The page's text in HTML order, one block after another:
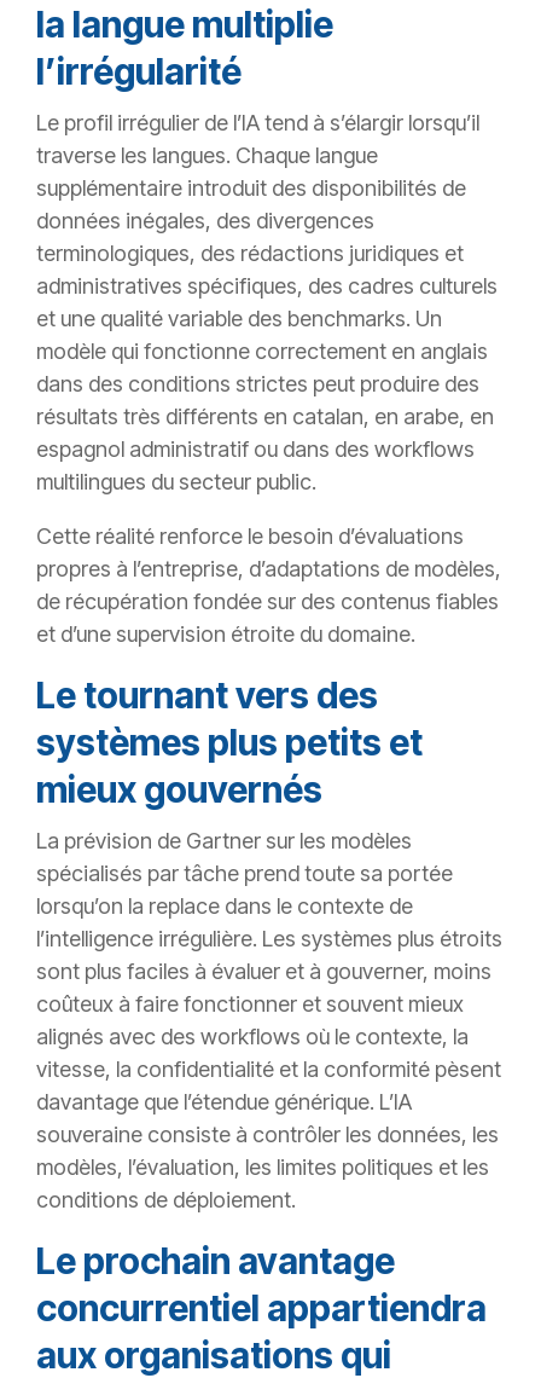
la langue multiplie
l’irrégularité
Le profil irrégulier de l’IA tend à s’élargir lorsqu’il
traverse les langues. Chaque langue
supplémentaire introduit des disponibilités de
données inégales, des divergences
terminologiques, des rédactions juridiques et
administratives spécifiques, des cadres culturels
et une qualité variable des benchmarks. Un
modèle qui fonctionne correctement en anglais
dans des conditions strictes peut produire des
résultats très différents en catalan, en arabe, en
espagnol administratif ou dans des workflows
multilingues du secteur public.
Cette réalité renforce le besoin d’évaluations
propres à l’entreprise, d’adaptations de modèles,
de récupération fondée sur des contenus fiables
et d’une supervision étroite du domaine.
Le tournant vers des
systèmes plus petits et
mieux gouvernés
La prévision de Gartner sur les modèles
spécialisés par tâche prend toute sa portée
lorsqu’on la replace dans le contexte de
l’intelligence irrégulière. Les systèmes plus étroits
sont plus faciles à évaluer et à gouverner, moins
coûteux à faire fonctionner et souvent mieux
alignés avec des workflows où le contexte, la
vitesse, la confidentialité et la conformité pèsent
davantage que l’étendue générique. L’IA
souveraine consiste à contrôler les données, les
modèles, l’évaluation, les limites politiques et les
conditions de déploiement.
Le prochain avantage
concurrentiel appartiendra
aux organisations qui